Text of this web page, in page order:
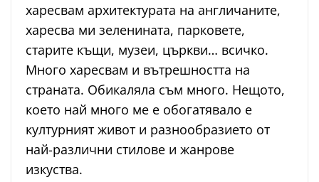
харесвам архитектурата на англичаните,
харесва ми зеленината, парковете,
старите къщи, музеи, църкви… всичко.
Много харесвам и вътрешността на
страната. Обикаляла съм много. Нещото,
което най много ме е обогатявало е
културният живот и разнообразието от
най-различни стилове и жанрове
изкуства.